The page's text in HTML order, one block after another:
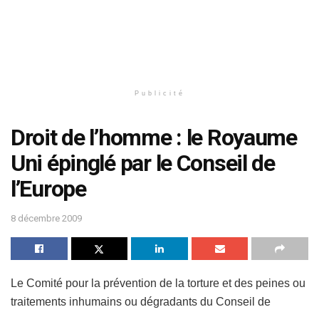
Publicité
Droit de l’homme : le Royaume
Uni épinglé par le Conseil de
l’Europe
8 décembre 2009
Le Comité pour la prévention de la torture et des peines ou
traitements inhumains ou dégradants du Conseil de